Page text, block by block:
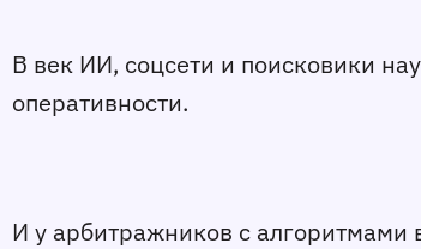
В век ИИ, соцсети и поисковики
оперативности.
И у арбитражников с алгоритмами